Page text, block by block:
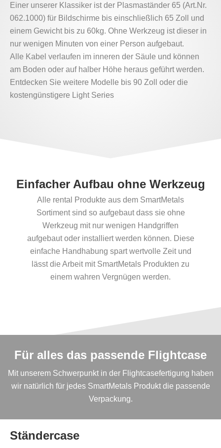
Einer unserer Klassiker ist der Plasmaständer 65 (Art.Nr.
062.1000) für Bildschirme bis einschließlich 65 Zoll und
einem Gewicht bis zu 60kg. Ohne Werkzeug ist dieser in
nur wenigen Minuten von einer Person aufgebaut.
Alle Kabel verlaufen im inneren der Säule und können
am Boden oder auf halber Höhe heraus geführt werden.
Entdecken Sie weitere Modelle bis 90 Zoll oder die
kostengünstigere Light Series
Einfacher Aufbau ohne Werkzeug
Alle rental Produkte aus dem SmartMetals
Sortiment sind so aufgebaut dass sie ohne
Werkzeug mit nur wenigen Handgriffen
aufgebaut oder installiert werden können. Diese
einfache Handhabung spart wertvolle Zeit und
lässt die Arbeit mit SmartMetals Produkten zu
einem wahren Vergnügen werden.
Für alles das passende Flightcase
Mit unserem Schwerpunkt in der Flightcasefertigung haben
wir natürlich für jedes SmartMetals Produkt die passende
Verpackung.
Ständercase